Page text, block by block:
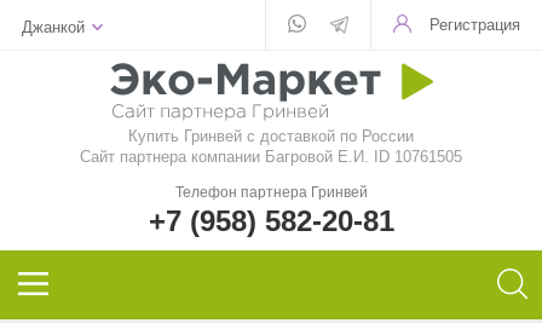
Для стекла
Для посуды
Инволвер
Для стирки
Чистящие средства
Текстиль
Кондиционер для волос
Натуральное мыло
Минеральная косметика
Кондиционер для волос
Натуральное мыло
Зубная паста и порошок
Природный сорбент
Восстанавливающий гель
Фульвовые кислоты
Функциональные чаи
Ежедневные чаи
Функциональные напитки
Чай дыхательный
Aquamagic
Aquamatic
Sharme
Джанкой Регистрация
Купить Гринвей c доставкой по России
Сайт партнера компании Багровой Е.И. ID 10761505
Телефон партнера Гринвей
+7 (958) 582-20-81